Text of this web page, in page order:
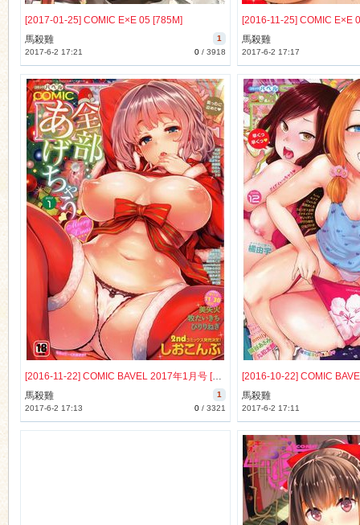
[2017-01-25] COMIC E×E 05 [785M]
1
馬殺雞
0/ 3918
2017-6-2 17:21
[2016-11-25] COMIC E×E
馬殺雞
2017-6-2 17:17
[2016-11-22] COMIC BAVEL 2017年1月号 [578M]
1
馬殺雞
0/ 3321
2017-6-2 17:13
馬殺雞
2017-6-2 17:11